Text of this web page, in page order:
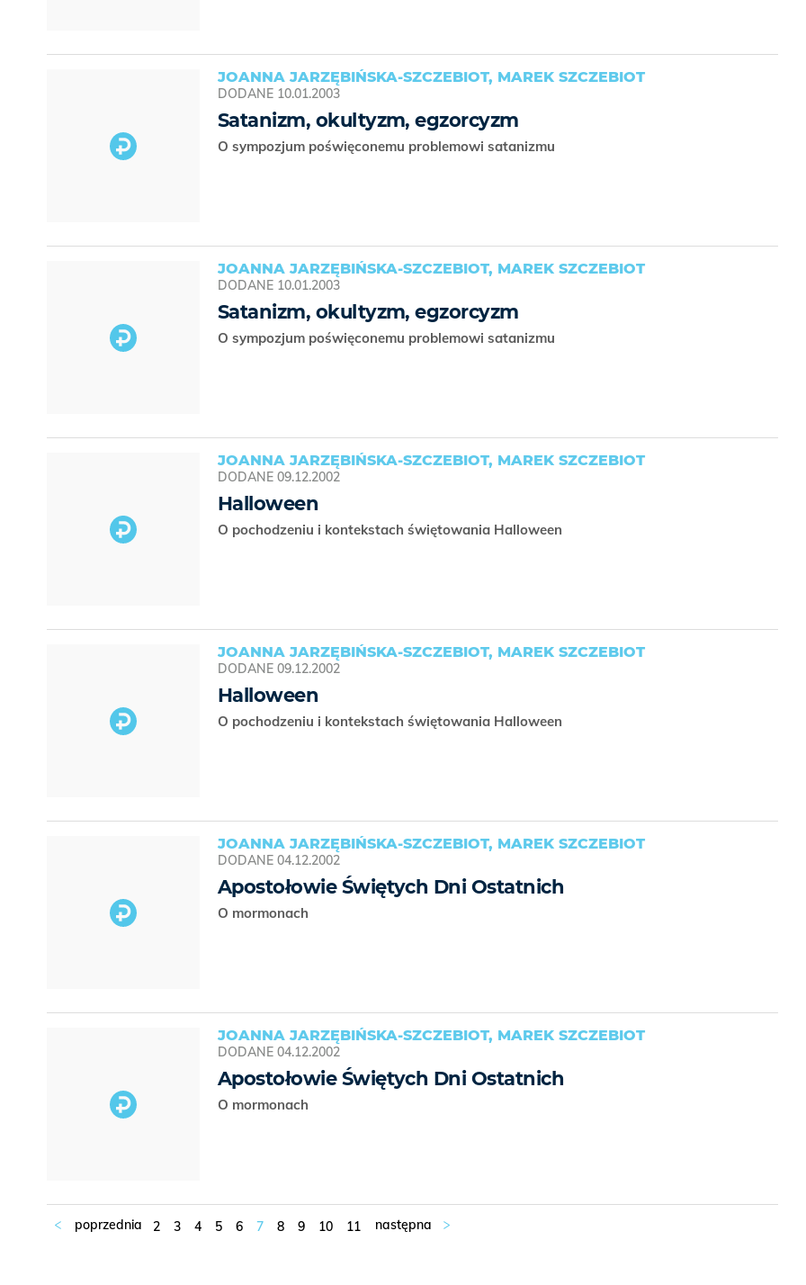
JOANNA JARZĘBIŃSKA-SZCZEBIOT, MAREK SZCZEBIOT
DODANE 10.01.2003
Satanizm, okultyzm, egzorcyzm
O sympozjum poświęconemu problemowi satanizmu
JOANNA JARZĘBIŃSKA-SZCZEBIOT, MAREK SZCZEBIOT
DODANE 10.01.2003
Satanizm, okultyzm, egzorcyzm
O sympozjum poświęconemu problemowi satanizmu
JOANNA JARZĘBIŃSKA-SZCZEBIOT, MAREK SZCZEBIOT
DODANE 09.12.2002
Halloween
O pochodzeniu i kontekstach świętowania Halloween
JOANNA JARZĘBIŃSKA-SZCZEBIOT, MAREK SZCZEBIOT
DODANE 09.12.2002
Halloween
O pochodzeniu i kontekstach świętowania Halloween
JOANNA JARZĘBIŃSKA-SZCZEBIOT, MAREK SZCZEBIOT
DODANE 04.12.2002
Apostołowie Świętych Dni Ostatnich
O mormonach
JOANNA JARZĘBIŃSKA-SZCZEBIOT, MAREK SZCZEBIOT
DODANE 04.12.2002
Apostołowie Świętych Dni Ostatnich
O mormonach
2 3 4 5 6 7 8 9 10 11